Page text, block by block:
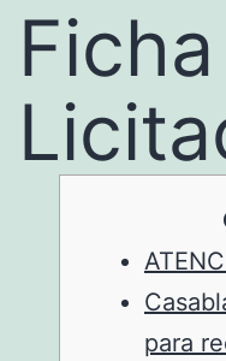
Ficha
para